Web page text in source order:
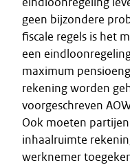
geen bijzondere
fiscale regels is het
een
maximum
rekening worden
voorgeschreven
Ook moeten
inhaalruimte
werknemer